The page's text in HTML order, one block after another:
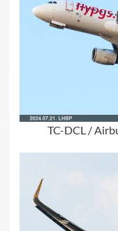
TC-DCL /